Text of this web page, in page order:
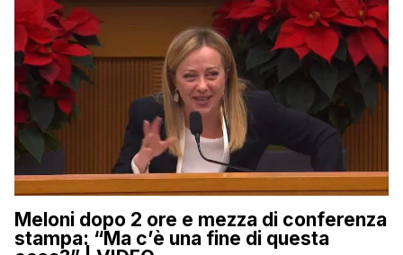
Meloni dopo 2 ore e mezza di conferenza
stampa: “Ma c’è una fine di questa